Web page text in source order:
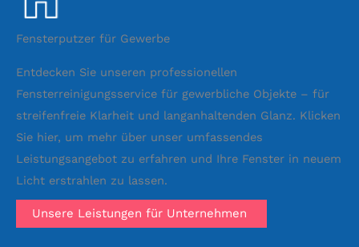
Fensterputzer für Gewerbe
Entdecken Sie unseren professionellen
Fensterreinigungsservice für gewerbliche Objekte – für
streifenfreie Klarheit und langanhaltenden Glanz. Klicken
Sie hier, um mehr über unser umfassendes
Leistungsangebot zu erfahren und Ihre Fenster in neuem
Licht erstrahlen zu lassen.
Unsere Leistungen für Unternehmen